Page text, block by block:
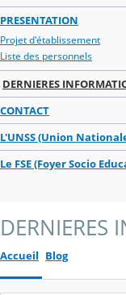
PRESENTATION
Projet d'établissement
Liste des personnels
DERNIERES
CONTACT
L'UNSS (Union
Le FSE (Foyer Socio
DERNIERES
Accueil Blog